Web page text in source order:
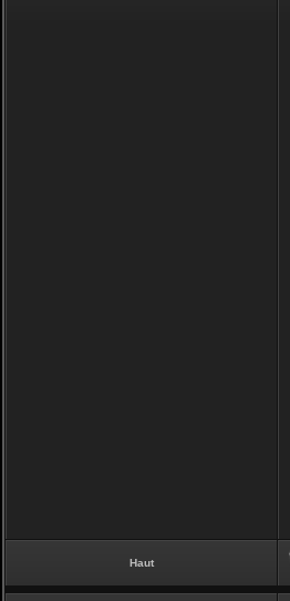
Haut